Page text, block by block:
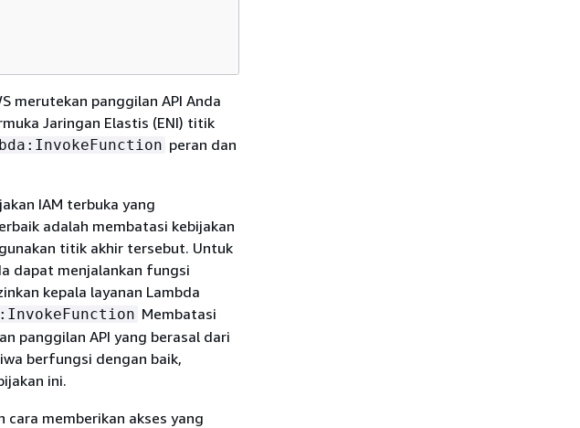
merutekan panggilan API Anda
Jaringan Elastis (ENI) titik
peran dan
IAM terbuka yang
adalah membatasi kebijakan
titik akhir tersebut. Untuk
dapat menjalankan fungsi
kepala layanan Lambda
Membatasi
panggilan API yang berasal dari
berfungsi dengan baik,
ini.
cara memberikan akses yang